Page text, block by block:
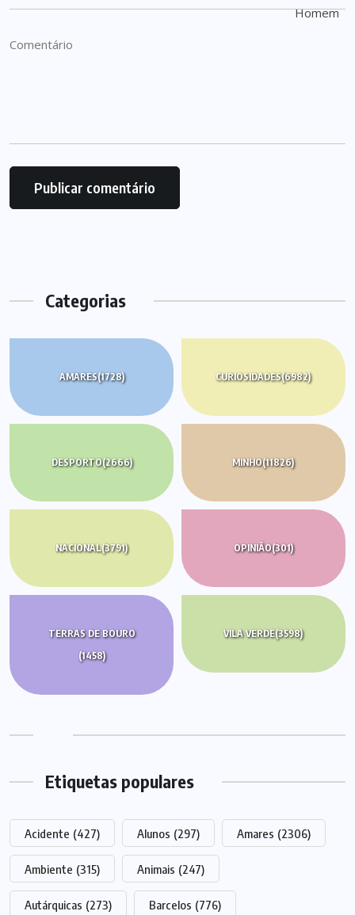
Categorias
AMARES(1728) CURIOSIDADES(6982)
DESPORTO(2666) MINHO(11826)
NACIONAL(3791) OPINIÃO(301)
TERRAS DE BOURO
(1458)
VILA VERDE(3598)
Etiquetas populares
Acidente (427) Alunos (297) Amares (2306)
Ambiente (315) Animais (247)
Autárquicas (273) Barcelos (776)